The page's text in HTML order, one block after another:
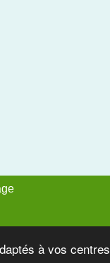
à vos centres